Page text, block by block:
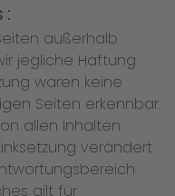
außerhalb
jegliche Haftung
waren keine
Seiten erkennbar.
allen Inhalten
verändert
gilt für